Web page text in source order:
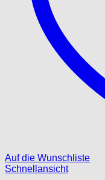
Auf die Wunschliste
Schnellansicht